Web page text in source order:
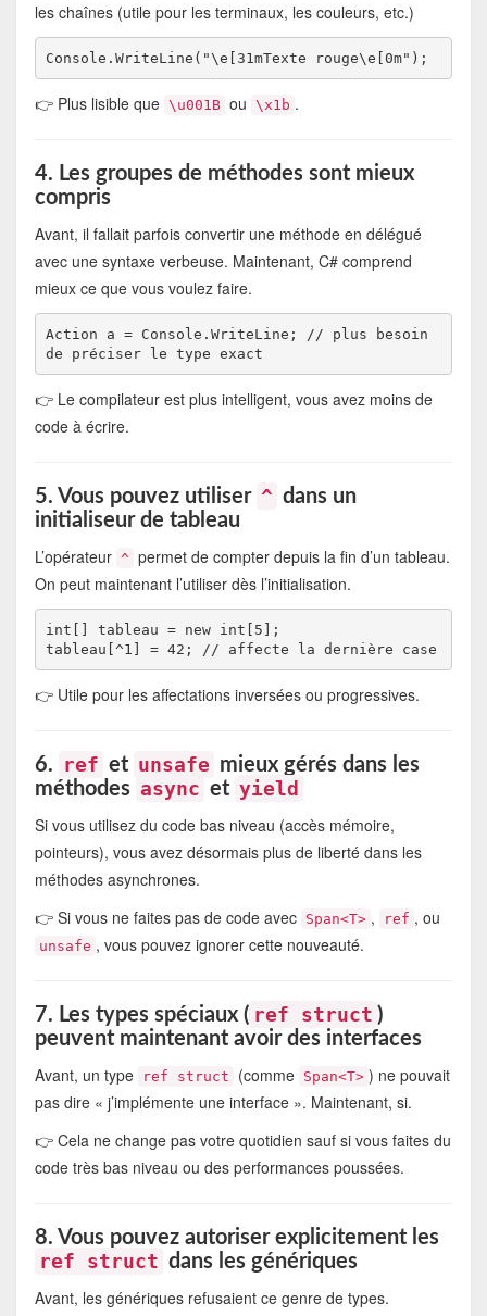
les chaînes (utile pour les terminaux, les couleurs, etc.)
👉 Plus lisible que \u001B ou \x1b .
4. Les groupes de méthodes sont mieux
compris
Avant, il fallait parfois convertir une méthode en délégué
avec une syntaxe verbeuse. Maintenant, C# comprend
mieux ce que vous voulez faire.
Action a = Console.WriteLine; // plus besoin
👉 Le compilateur est plus intelligent, vous avez moins de
code à écrire.
5. Vous pouvez utiliser ^ dans un
initialiseur de tableau
L’opérateur ^ permet de compter depuis la fin d’un tableau.
On peut maintenant l’utiliser dès l’initialisation.
int[] tableau = new int[5];
👉 Utile pour les affectations inversées ou progressives.
6. ref et unsafe mieux gérés dans les
méthodes async et yield
Si vous utilisez du code bas niveau (accès mémoire,
pointeurs), vous avez désormais plus de liberté dans les
méthodes asynchrones.
👉 Si vous ne faites pas de code avec Span<T> , ref , ou
unsafe , vous pouvez ignorer cette nouveauté.
7. Les types spéciaux ( ref struct )
peuvent maintenant avoir des interfaces
Avant, un type
ref struct (comme Span<T> ) ne pouvait
pas dire « j’implémente une interface ». Maintenant, si.
👉 Cela ne change pas votre quotidien sauf si vous faites du
code très bas niveau ou des performances poussées.
8. Vous pouvez autoriser explicitement les
ref struct dans les génériques
Avant, les génériques refusaient ce genre de types.